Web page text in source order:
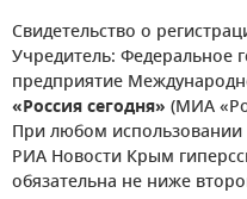
Свидетельство о
Учредитель: Федеральное
предприятие
«Россия сегодня» (МИА
При любом использовании
РИА Новости Крым
обязательна не ниже